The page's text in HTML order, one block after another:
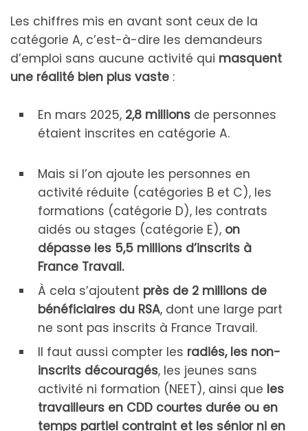
Les chiffres mis en avant sont ceux de la
catégorie A, c’est-à-dire les demandeurs
d’emploi sans aucune activité qui masquent
une réalité bien plus vaste :
En mars 2025, 2,8 millions de personnes
étaient inscrites en catégorie A.
Mais si l’on ajoute les personnes en
activité réduite (catégories B et C), les
formations (catégorie D), les contrats
aidés ou stages (catégorie E), on
dépasse les 5,5 millions d’inscrits à
France Travail.
À cela s’ajoutent près de 2 millions de
bénéficiaires du RSA, dont une large part
ne sont pas inscrits à France Travail.
Il faut aussi compter les radiés, les non-
inscrits découragés, les jeunes sans
activité ni formation (NEET), ainsi que les
travailleurs en CDD courtes durée ou en
temps partiel contraint et les sénior ni en